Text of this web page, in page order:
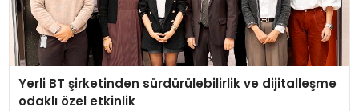
Yerli BT şirketinden sürdürülebilirlik ve dijitalleşme
odaklı özel etkinlik